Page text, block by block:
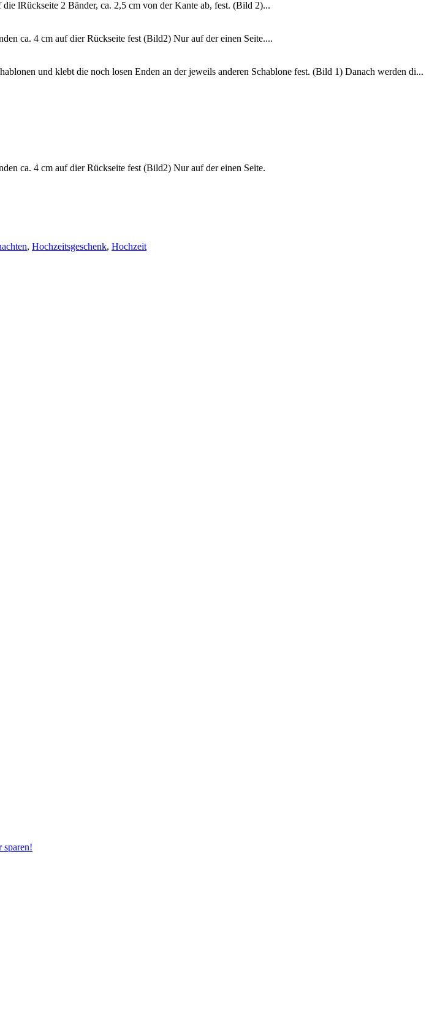
lRückseite 2 Bänder, ca. 2,5 cm von der Kante ab, fest. (Bild 2)...
ca. 4 cm auf dier Rückseite fest (Bild2) Nur auf der einen Seite....
und klebt die noch losen Enden an der jeweils anderen Schablone fest. (Bild 1) Danach werden di...
ca. 4 cm auf dier Rückseite fest (Bild2) Nur auf der einen Seite.
, Hochzeitsgeschenk, Hochzeit
sparen!